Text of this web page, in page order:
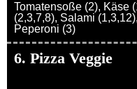
Tomatensoße (2), Käse
(2,3,7,8), Salami
Peperoni (3)
6. Pizza Veggie